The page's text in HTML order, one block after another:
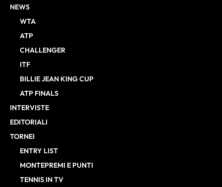
NEWS
WTA
ATP
CHALLENGER
ITF
BILLIE JEAN KING CUP
ATP FINALS
INTERVISTE
EDITORIALI
TORNEI
ENTRY LIST
MONTEPREMI E PUNTI
TENNIS IN TV